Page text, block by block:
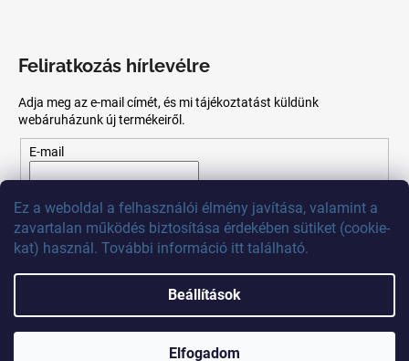
Ez a weboldal a felhasználói élmény javítása, valamint a
zavartalan működés biztosítása érdekében sütiket (cookie-
kat) használ. További információ itt található.
Beállítások
Elfogadom
Feliratkozás hírlevélre
Adja meg az e-mail címét, és mi tájékoztatást küldünk
webáruházunk új termékeiről.
E-mail
szabályzatot.
FELIRATKOZÁS
MB Calibr. Minden jog fenntartva.